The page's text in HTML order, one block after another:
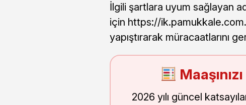
İlgili şartlara uyum sağlayan
için https://
yapıştırarak müracaatlarını
2026 yılı güncel